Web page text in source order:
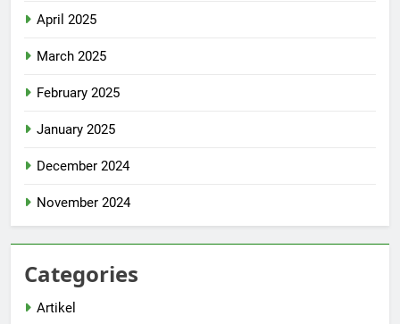
April 2025
March 2025
February 2025
January 2025
December 2024
November 2024
Categories
Artikel